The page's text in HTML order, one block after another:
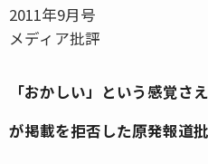
2011年9月号
メディア批評
「おかしい」という感覚さ
が掲載を拒否した原発報道